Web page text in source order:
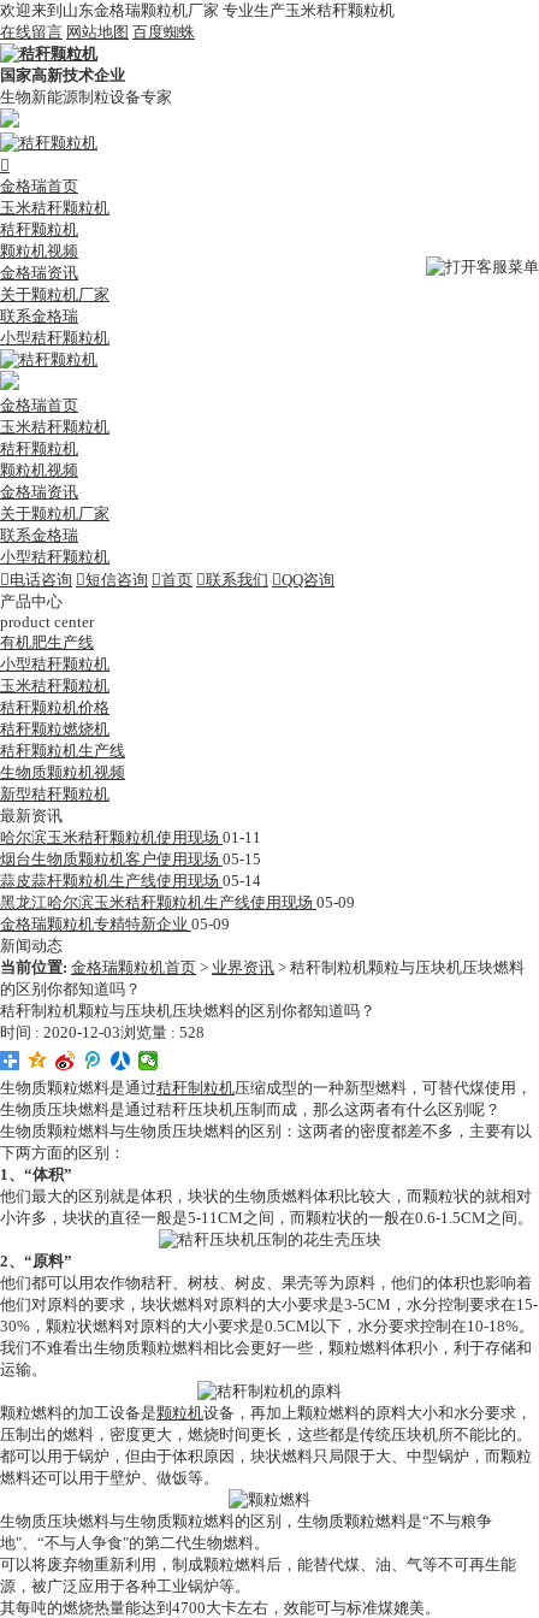
欢迎来到山东金格瑞颗粒机厂家 专业生产玉米秸秆颗粒机
在线留言 网站地图 百度蜘蛛
国家高新技术企业
生物新能源制粒设备专家

金格瑞首页
玉米秸秆颗粒机
秸秆颗粒机
颗粒机视频
金格瑞资讯
关于颗粒机厂家
联系金格瑞
小型秸秆颗粒机
金格瑞首页
玉米秸秆颗粒机
秸秆颗粒机
颗粒机视频
金格瑞资讯
关于颗粒机厂家
联系金格瑞
小型秸秆颗粒机
 电话咨询 短信咨询 首页 联系我们 QQ咨询
产品中心
product center
有机肥生产线
小型秸秆颗粒机
玉米秸秆颗粒机
秸秆颗粒机价格
秸秆颗粒燃烧机
秸秆颗粒机生产线
生物质颗粒机视频
新型秸秆颗粒机
最新资讯
哈尔滨玉米秸秆颗粒机使用现场 01-11
烟台生物质颗粒机客户使用现场 05-15
蒜皮蒜杆颗粒机生产线使用现场 05-14
黑龙江哈尔滨玉米秸秆颗粒机生产线使用现场 05-09
金格瑞颗粒机专精特新企业 05-09
新闻动态
当前位置: 金格瑞颗粒机首页 > 业界资讯 > 秸秆制粒机颗粒与压块机压块燃料
的区别你都知道吗？
秸秆制粒机颗粒与压块机压块燃料的区别你都知道吗？
时间 : 2020-12-03浏览量 : 528
生物质颗粒燃料是通过秸秆制粒机压缩成型的一种新型燃料，可替代煤使用，
生物质压块燃料是通过秸秆压块机压制而成，那么这两者有什么区别呢？
生物质颗粒燃料与生物质压块燃料的区别：这两者的密度都差不多，主要有以
下两方面的区别：
1、“体积”
他们最大的区别就是体积，块状的生物质燃料体积比较大，而颗粒状的就相对
小许多，块状的直径一般是5-11CM之间，而颗粒状的一般在0.6-1.5CM之间。
2、“原料”
他们都可以用农作物秸秆、树枝、树皮、果壳等为原料，他们的体积也影响着
他们对原料的要求，块状燃料对原料的大小要求是3-5CM，水分控制要求在15-
30%，颗粒状燃料对原料的大小要求是0.5CM以下，水分要求控制在10-18%。
我们不难看出生物质颗粒燃料相比会更好一些，颗粒燃料体积小，利于存储和
运输。
颗粒燃料的加工设备是颗粒机设备，再加上颗粒燃料的原料大小和水分要求，
压制出的燃料，密度更大，燃烧时间更长，这些都是传统压块机所不能比的。
都可以用于锅炉，但由于体积原因，块状燃料只局限于大、中型锅炉，而颗粒
燃料还可以用于壁炉、做饭等。
生物质压块燃料与生物质颗粒燃料的区别，生物质颗粒燃料是“不与粮争
地"、“不与人争食"的第二代生物燃料。
可以将废弃物重新利用，制成颗粒燃料后，能替代煤、油、气等不可再生能
源，被广泛应用于各种工业锅炉等。
其每吨的燃烧热量能达到4700大卡左右，效能可与标准煤媲美。